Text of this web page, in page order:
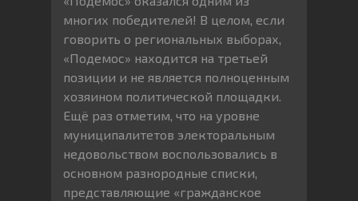
многих победителей! В целом, если
говорить о региональных выборах,
«Подемос» находится на третьей
позиции и не является полноценным
хозяином политической площадки.
Ещё раз отметим, что на уровне
муниципалитетов электоральным
недовольством воспользовались в
основном разнородные списки,
представляющие «гражданское